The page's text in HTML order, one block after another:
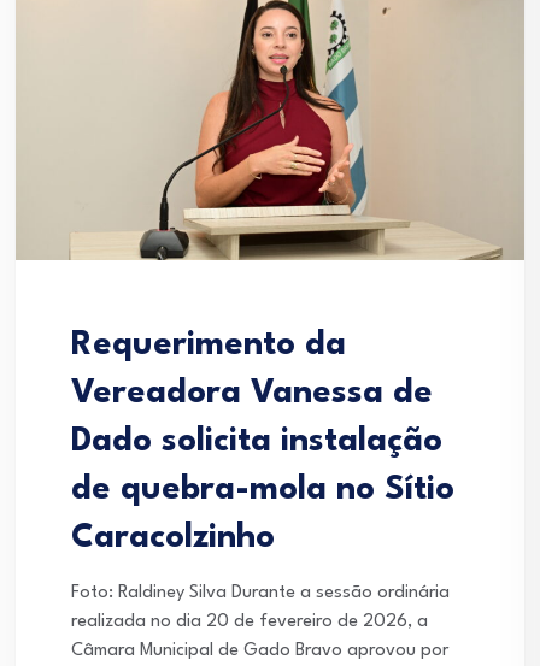
Requerimento da
Vereadora Vanessa de
Dado solicita instalação
de quebra-mola no Sítio
Caracolzinho
Foto: Raldiney Silva Durante a sessão ordinária
realizada no dia 20 de fevereiro de 2026, a
Câmara Municipal de Gado Bravo aprovou por